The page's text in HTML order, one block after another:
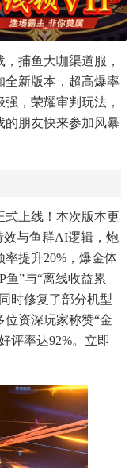
捕鱼大咖渠道服，
全新版本，超高爆率
，荣耀审判玩法，
的朋友快来参加风暴
式上线！本次版本更
效与鱼群AI逻辑，炮
提升20%，爆金体
”与“离线收益累
时修复了部分机型
资深玩家称赞“金
评率达92%。立即